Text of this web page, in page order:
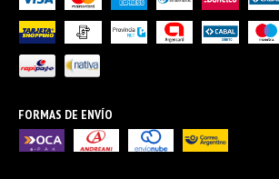
FORMAS DE ENVÍO